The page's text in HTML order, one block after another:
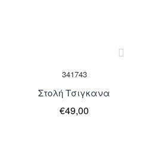
Μη Διαθέσιμο
341743
Στολή Τσιγκανα
€49,00